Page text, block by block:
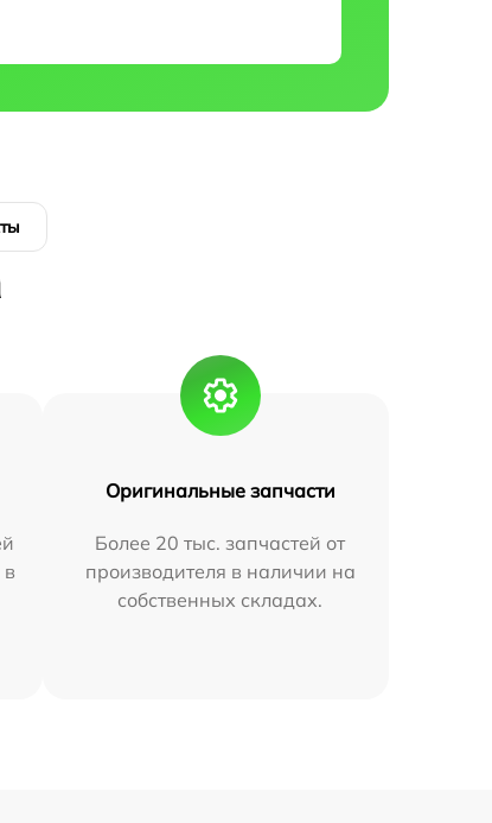
Оригинальные запчасти
Более 20 тыс. запчастей от
производителя в наличии на
собственных складах.